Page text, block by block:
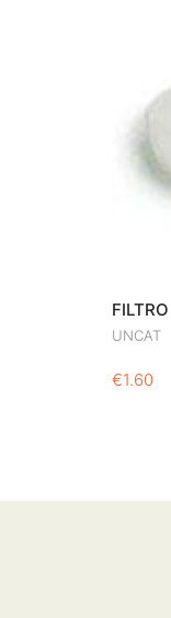
UNCAT
€1.60